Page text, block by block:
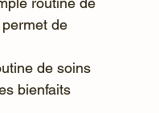
de
de soins
bienfaits